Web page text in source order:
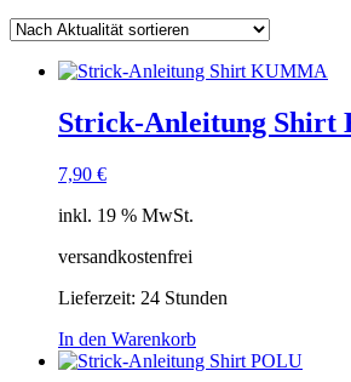
Strick-Anleitung Shirt
7,90 €
inkl. 19 % MwSt.
versandkostenfrei
Lieferzeit: 24 Stunden
In den Warenkorb